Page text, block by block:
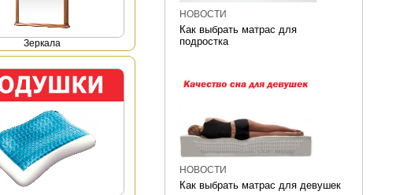
НОВОСТИ
Как выбрать матрас для
подростка
НОВОСТИ
Как выбрать матрас для девушек
Зеркала